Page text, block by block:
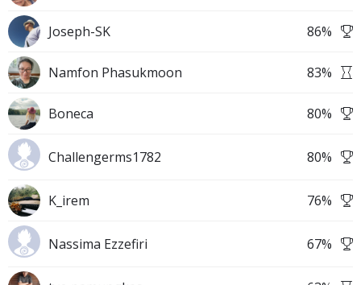
Joseph-SK 86%
Namfon Phasukmoon 83%
Boneca 80%
Challengerms1782 80%
K_irem 76%
Nassima Ezzefiri 67%